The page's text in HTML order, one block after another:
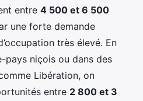
entre 4 500 et 6 500
une forte demande
très élevé. En
pays niçois ou dans des
Libération, on
entre 2 800 et 3